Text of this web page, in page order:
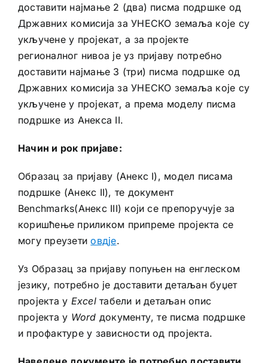
доставити најмање 2 (два) писма подршке од
Државних комисија за УНЕСКО земаља које су
укључене у пројекат, а за пројекте
регионалног нивоа је уз пријаву потребно
доставити најмање 3 (три) писма подршке од
Државних комисија за УНЕСКО земаља које су
укључене у пројекат, а према моделу писма
подршке из Анекса II.
Начин и рок пријаве:
Образац за пријаву (Анекс I), модел писама
подршке (Анекс II), те документ
Benchmarks(Анекс III) који се препоручује за
коришћење приликом припреме пројекта се
могу преузетиовдје.
Уз Образац за пријаву попуњен на енглеском
језику, потребно је доставити детаљан буџет
пројекта у Excelтабели и детаљан опис
пројекта у Word документу, те писма подршке
и профактуре у зависности од пројекта.